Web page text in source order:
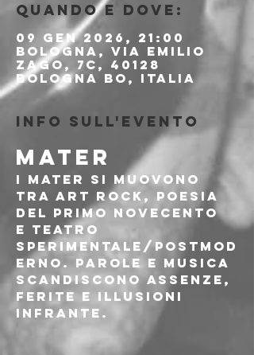
Quando e dove:
09 gen 2026, 21:00
Bologna, Via Emilio
Zago, 7c, 40128
Bologna BO, Italia
Info sull'evento
MATER
I MATER si muovono
tra art rock, poesia
del primo Novecento
e teatro
sperimentale/postmod
erno. Parole e musica
scandiscono assenze,
ferite e illusioni
infrante.